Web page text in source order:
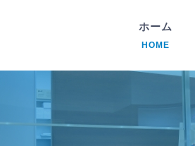
ホーム
HOME